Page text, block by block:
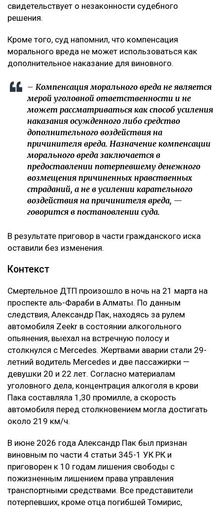
свидетельствует о незаконности судебного
решения.
Кроме того, суд напомнил, что компенсация
морального вреда не может использоваться как
дополнительное наказание для виновного.
– Компенсация морального вреда не является
мерой уголовной ответственности и не
может рассматриваться как способ усиления
наказания осужденного либо средство
дополнительного воздействия на
причинителя вреда. Назначение компенсации
морального вреда заключается в
предоставлении потерпевшему денежного
возмещения причиненных нравственных
страданий, а не в усилении карательного
воздействия на причинителя вреда, —
говорится в постановлении суда.
В результате приговор в части гражданского иска
оставили без изменения.
Контекст
Смертельное ДТП произошло в ночь на 21 марта на
проспекте аль-Фараби в Алматы. По данным
следствия, Александр Пак, находясь за рулем
автомобиля Zeekr в состоянии алкогольного
опьянения, выехал на встречную полосу и
столкнулся с Mercedes. Жертвами аварии стали 29-
летний водитель Mercedes и две пассажирки —
девушки 20 и 22 лет. Согласно материалам
уголовного дела, концентрация алкоголя в крови
Пака составляла 1,30 промилле, а скорость
автомобиля перед столкновением могла достигать
около 219 км/ч.
В июне 2026 года Александр Пак был признан
виновным по части 4 статьи 345-1 УК РК и
приговорен к 10 годам лишения свободы с
пожизненным лишением права управления
транспортными средствами. Все представители
потерпевших, кроме отца погибшей Томирис,